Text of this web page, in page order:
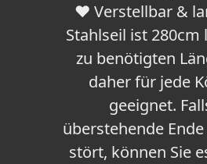
❤ Verstellbar &
Stahlseil ist
zu benötigten
daher für jede
geeignet.
überstehende
stört, können Sie